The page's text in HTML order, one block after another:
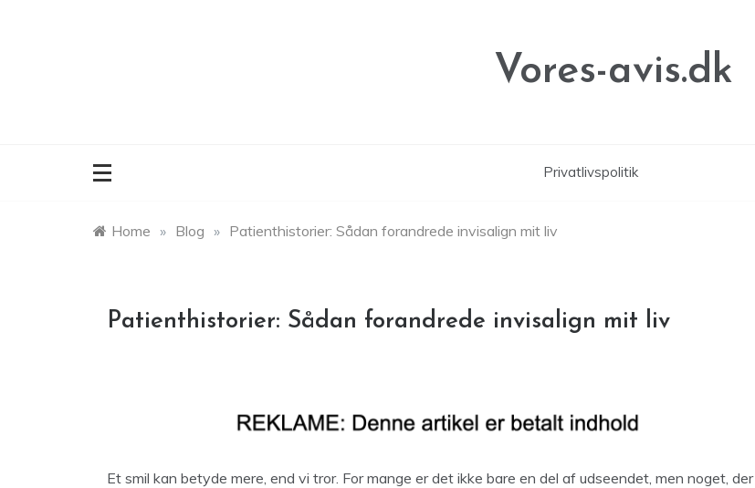
Vores-avis.dk
Privatlivspolitik
Home » Blog » Patienthistorier: Sådan forandrede invisalign mit liv
Patienthistorier: Sådan forandrede invisalign mit liv
Et smil kan betyde mere, end vi tror. For mange er det ikke bare en del af udseendet, men noget, der